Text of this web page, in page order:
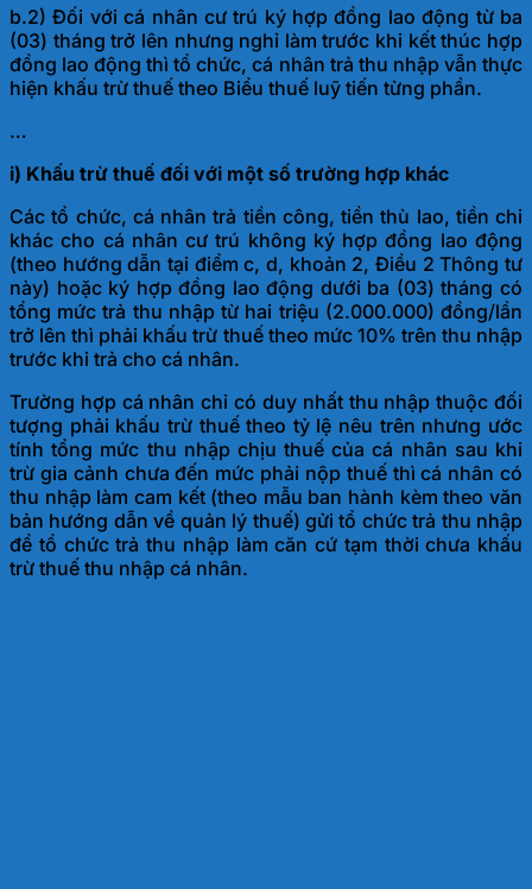
b.2) Đối với cá nhân cư trú ký hợp đồng lao động từ ba
(03) tháng trở lên nhưng nghỉ làm trước khi kết thúc hợp
đồng lao động thì tổ chức, cá nhân trả thu nhập vẫn thực
hiện khấu trừ thuế theo Biểu thuế luỹ tiến từng phần.
…
i) Khấu trừ thuế đối với một số trường hợp khác
Các tổ chức, cá nhân trả tiền công, tiền thù lao, tiền chi
khác cho cá nhân cư trú không ký hợp đồng lao động
(theo hướng dẫn tại điểm c, d, khoản 2, Điều 2 Thông tư
này) hoặc ký hợp đồng lao động dưới ba (03) tháng có
tổng mức trả thu nhập từ hai triệu (2.000.000) đồng/lần
trở lên thì phải khấu trừ thuế theo mức 10% trên thu nhập
trước khi trả cho cá nhân.
Trường hợp cá nhân chỉ có duy nhất thu nhập thuộc đối
tượng phải khấu trừ thuế theo tỷ lệ nêu trên nhưng ước
tính tổng mức thu nhập chịu thuế của cá nhân sau khi
trừ gia cảnh chưa đến mức phải nộp thuế thì cá nhân có
thu nhập làm cam kết (theo mẫu ban hành kèm theo văn
bản hướng dẫn về quản lý thuế) gửi tổ chức trả thu nhập
để tổ chức trả thu nhập làm căn cứ tạm thời chưa khấu
trừ thuế thu nhập cá nhân.